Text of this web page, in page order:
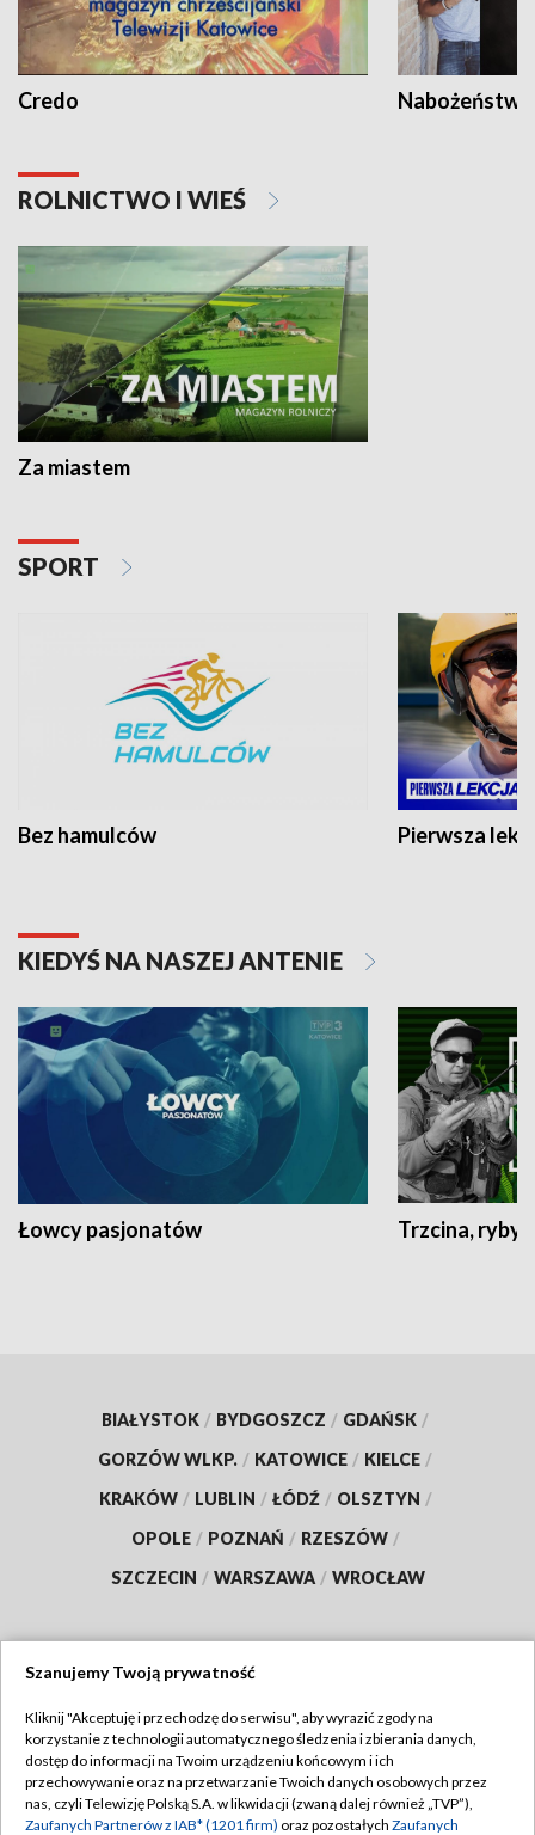
Credo
ROLNICTWO I WIEŚ
Za miastem
SPORT
Bez hamulców Pierwsza
KIEDYŚ NA NASZEJ ANTENIE
Łowcy pasjonatów Trzcina, ryby
BIAŁYSTOK / BYDGOSZCZ / GDAŃSK /
GORZÓW WLKP. / KATOWICE / KIELCE /
KRAKÓW / LUBLIN / ŁÓDŹ / OLSZTYN /
OPOLE / POZNAŃ / RZESZÓW /
SZCZECIN / WARSZAWA / WROCŁAW
TVP
Abonament TVP
Emisja w TVP
Regulamin TVP
Polityka prywatności
Szanujemy Twoją prywatność
Kliknij "Akceptuję i przechodzę do serwisu", aby wyrazić zgody na
korzystanie z technologii automatycznego śledzenia i zbierania danych,
dostęp do informacji na Twoim urządzeniu końcowym i ich
przechowywanie oraz na przetwarzanie Twoich danych osobowych przez
nas, czyli Telewizję Polską S.A. w likwidacji (zwaną dalej również „TVP”),
Zaufanych Partnerów z IAB* (1201 firm) oraz pozostałych Zaufanych